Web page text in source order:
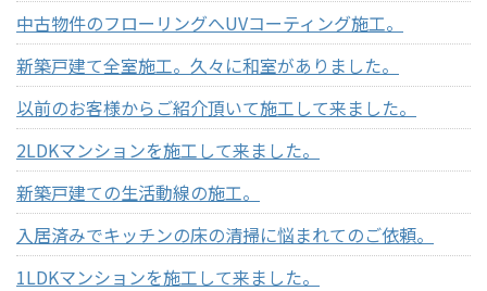
中古物件のフローリングへUVコーティング施工。
新築戸建て全室施工。久々に和室がありました。
以前のお客様からご紹介頂いて施工して来ました。
2LDKマンションを施工して来ました。
新築戸建ての生活動線の施工。
入居済みでキッチンの床の清掃に悩まれてのご依頼。
1LDKマンションを施工して来ました。